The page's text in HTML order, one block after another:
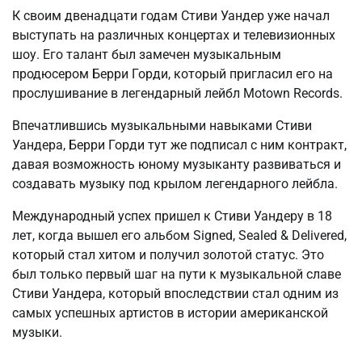
К своим двенадцати годам Стиви Уандер уже начал
выступать на различных концертах и телевизионных
шоу. Его талант был замечен музыкальным
продюсером Берри Горди, который пригласил его на
прослушивание в легендарный лейбл Motown Records.
Впечатлившись музыкальными навыками Стиви
Уандера, Берри Горди тут же подписал с ним контракт,
давая возможность юному музыканту развиваться и
создавать музыку под крылом легендарного лейбла.
Международный успех пришел к Стиви Уандеру в 18
лет, когда вышел его альбом Signed, Sealed & Delivered,
который стал хитом и получил золотой статус. Это
был только первый шаг на пути к музыкальной славе
Стиви Уандера, который впоследствии стал одним из
самых успешных артистов в истории американской
музыки.